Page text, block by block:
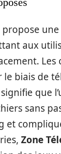
aux
Les
le biais de
que
sans
et
Zone